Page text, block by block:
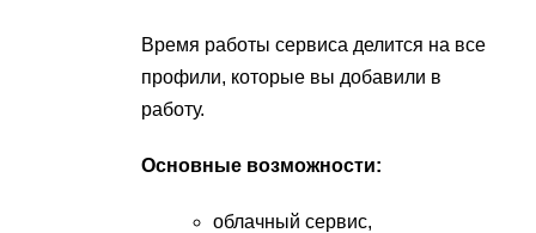
Время работы сервиса делится на все
профили, которые вы добавили в
работу.
Основные возможности:
облачный сервис,